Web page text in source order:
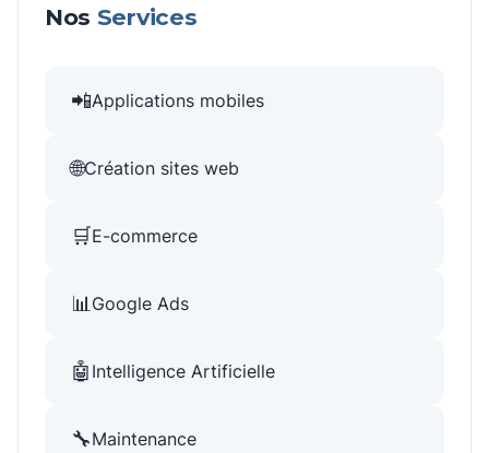
Nos Services
📲Applications mobiles
🌐Création sites web
🛒E-commerce
📊Google Ads
🤖 Intelligence Artificielle
🔧Maintenance